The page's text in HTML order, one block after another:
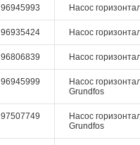
96945993 Насос
96935424 Насос
96806839 Насос
96945999
Насос
Grundfos
97507749
Насос
Grundfos